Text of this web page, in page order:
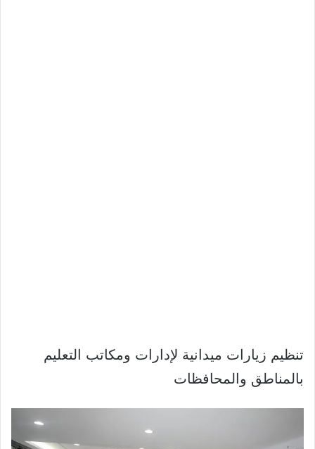
تنظيم زيارات ميدانية لإدارات ومكاتب التعليم
بالمناطق والمحافظات